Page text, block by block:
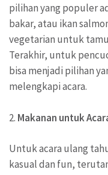
pilihan yang populer
bakar, atau ikan
vegetarian untuk
Terakhir, untuk
bisa menjadi pilihan
melengkapi acara.
2. Makanan untuk
Untuk acara ulang
kasual dan fun,